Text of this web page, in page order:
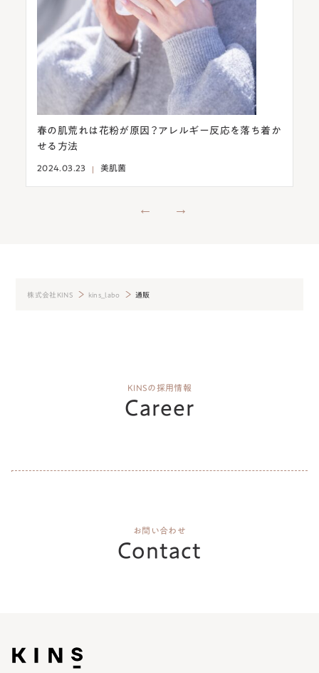
春の肌荒れは花粉が原因？アレルギー反応を落ち着か
せる方法
2024.03.23 美肌菌
株式会社KINS kins_labo 通販
KINSの採用情報
Career
お問い合わせ
Contact